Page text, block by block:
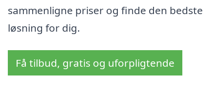
sammenligne priser og finde den bedste
løsning for dig.
Få tilbud, gratis og uforpligtende